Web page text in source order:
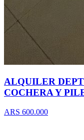
ALQUILER
COCHERA Y
ARS 600.000